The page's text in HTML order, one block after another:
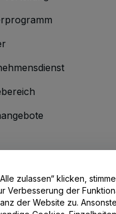
/ Kontakt
zulassen“ klicken,
Verbesserung der
zu. Ansonsten verwenden wir nur